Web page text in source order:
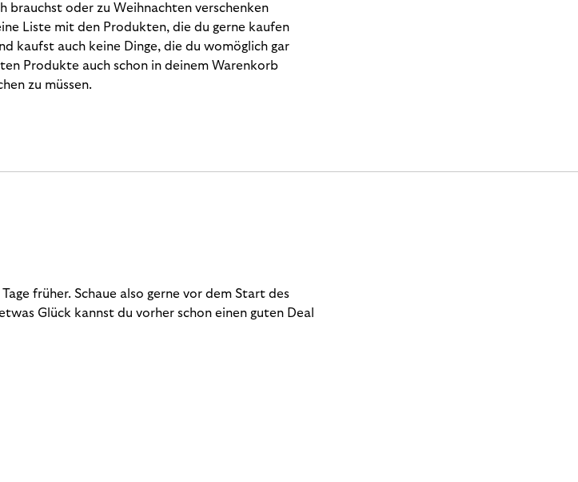
brauchst oder zu Weihnachten verschenken
Liste mit den Produkten, die du gerne kaufen
kaufst auch keine Dinge, die du womöglich gar
Produkte auch schon in deinem Warenkorb
zu müssen.
früher. Schaue also gerne vor dem Start des
Glück kannst du vorher schon einen guten Deal